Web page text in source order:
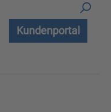
Kundenportal